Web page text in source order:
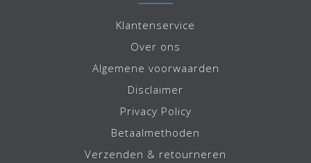
Klantenservice
Over ons
Algemene voorwaarden
Disclaimer
Privacy Policy
Betaalmethoden
Verzenden & retourneren